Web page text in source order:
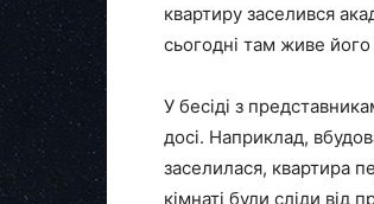
квартиру заселився
сьогодні там живе
У бесіді з
досі. Наприклад,
заселилася, квартира
кімнаті були сліди від